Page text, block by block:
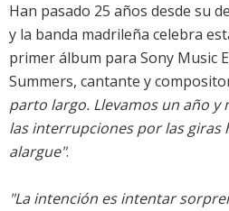
Han pasado 25 años desde su
y la banda madrileña celebra
primer álbum para Sony Music
Summers, cantante y
parto largo. Llevamos un año y
las interrupciones por las giras
alargue".
"La intención es intentar